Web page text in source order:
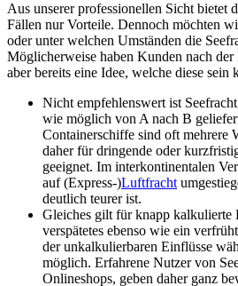
Aus unserer professionellen Sicht bietet
Fällen nur Vorteile. Dennoch möchten
oder unter welchen Umständen die
Möglicherweise haben Kunden nach
aber bereits eine Idee, welche diese sein
Nicht empfehlenswert ist
wie möglich von A nach B
Containerschiffe sind oft mehrere
daher für dringende oder
geeignet. Im interkontinentalen
auf (Express-)Luftfracht
deutlich teurer ist.
Gleiches gilt für knapp kalkulierte
verspätetes ebenso wie ein
der unkalkulierbaren Einflüsse
möglich. Erfahrene Nutzer von
Onlineshops, geben daher ganz